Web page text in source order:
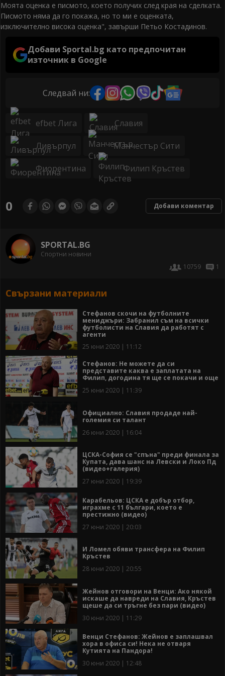
Моята оценка е писмото, което получих след края на сделката.
Писмото няма да го покажа, но то ми е оценката,
изключително висока оценка", завърши Петьо Костадинов.
Добави Sportal.bg като предпочитан
източник в Google
Следвай ни:
efbet Лига Славия
Ливърпул Манчестър Сити
Фиорентина Филип Кръстев
0 Добави коментар
SPORTAL.BG
Спортни новини
10759
1
Свързани материали
Стефанов скочи на футболните
мениджъри: Забранил съм на всички
футболисти на Славия да работят с
агенти
25 юни 2020 | 11:12
Стефанов: Не можете да си
представите каква е заплатата на
Филип, догодина тя ще се покачи и още
25 юни 2020 | 11:39
Официално: Славия продаде най-
големия си талант
26 юни 2020 | 16:04
ЦСКА-София се "спъна" преди финала за
Купата, дава шанс на Левски и Локо Пд
(видео+галерия)
27 юни 2020 | 19:39
Карабельов: ЦСКА е добър отбор,
играхме с 11 българи, което е
престижно (видео)
27 юни 2020 | 20:03
И Ломел обяви трансфера на Филип
Кръстев
28 юни 2020 | 20:55
Жейнов отговори на Венци: Ако някой
искаше да навреди на Славия, Кръстев
щеше да си тръгне без пари (видео)
30 юни 2020 | 11:29
Венци Стефанов: Жейнов е заплашвал
хора в офиса си! Нека не отваря
Кутията на Пандора!
30 юни 2020 | 12:48